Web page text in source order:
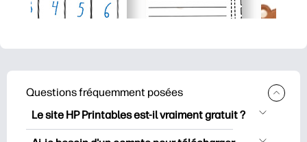
Questions fréquemment posées
Le site HP Printables est-il vraiment gratuit ?
HP Printables propose plus de 2500